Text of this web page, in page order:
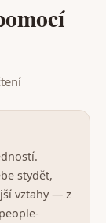
stydět,
vztahy — z